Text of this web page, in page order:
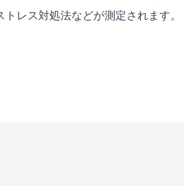
レス対処法などが測定されます。